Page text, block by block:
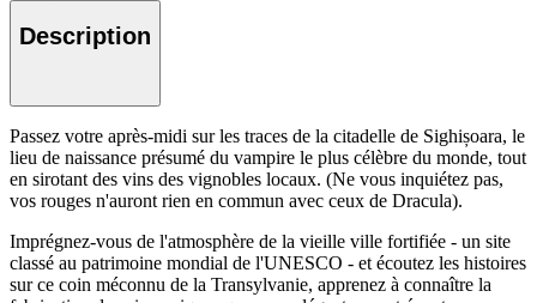
Description
Passez votre après-midi sur les traces de la citadelle de Sighișoara, le
lieu de naissance présumé du vampire le plus célèbre du monde, tout
en sirotant des vins des vignobles locaux. (Ne vous inquiétez pas,
vos rouges n'auront rien en commun avec ceux de Dracula).
Imprégnez-vous de l'atmosphère de la vieille ville fortifiée - un site
classé au patrimoine mondial de l'UNESCO - et écoutez les histoires
sur ce coin méconnu de la Transylvanie, apprenez à connaître la